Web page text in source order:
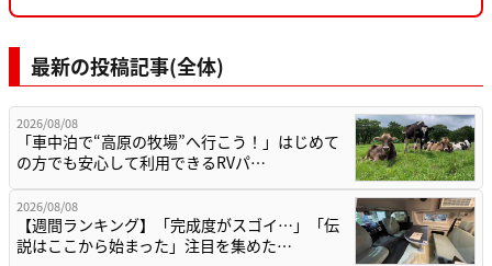
最新の投稿記事(全体)
2026/08/08
「車中泊で“高原の牧場”へ行こう！」はじめて
の方でも安心して利用できるRVパ…
2026/08/08
【週間ランキング】「完成度がスゴイ…」「伝
説はここから始まった」注目を集めた…